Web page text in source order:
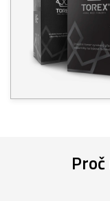
Proč